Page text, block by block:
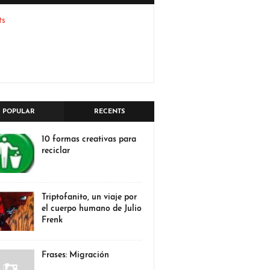
POPULAR RECENTS
10 formas creativas para
reciclar
Triptofanito, un viaje por
el cuerpo humano de Julio
Frenk
Frases: Migración